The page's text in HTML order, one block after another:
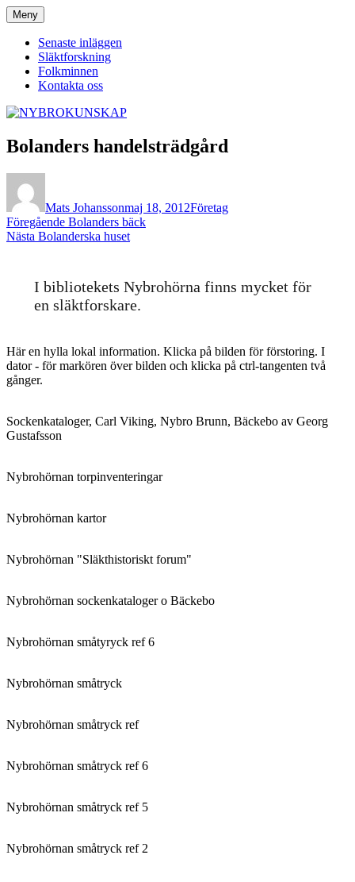
Hoppa
till
innehåll
NYBROKUNSKAP
Meny
Senaste inläggen
Släktforskning
Folkminnen
Kontakta oss
Bolanders handelsträdgård
Mats Johanssonmaj 18, 2012Företag
Inläggsnavigering
Föregående Föregående
inlägg:
Bolanders bäck
Nästa Nästa
Bolanderska huset
I bibliotekets Nybrohörna finns mycket för
en släktforskare.
Här en hylla lokal information. Klicka på bilden för förstoring. I
dator - för markören över bilden och klicka på ctrl-tangenten två
gånger.
Sockenkataloger, Carl Viking, Nybro Brunn, Bäckebo av Georg
Gustafsson
Nybrohörnan torpinventeringar
Nybrohörnan kartor
Nybrohörnan "Släkthistoriskt forum"
Nybrohörnan sockenkataloger o Bäckebo
Nybrohörnan småtyryck ref 6
Nybrohörnan småtryck
Nybrohörnan småtryck ref
Nybrohörnan småtryck ref 6
Nybrohörnan småtryck ref 5
Nybrohörnan småtryck ref 2